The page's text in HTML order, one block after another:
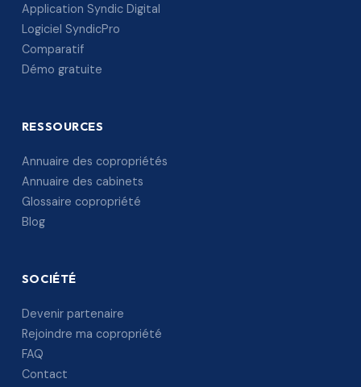
Application Syndic Digital
Logiciel SyndicPro
Comparatif
Démo gratuite
RESSOURCES
Annuaire des copropriétés
Annuaire des cabinets
Glossaire copropriété
Blog
SOCIÉTÉ
Devenir partenaire
Rejoindre ma copropriété
FAQ
Contact